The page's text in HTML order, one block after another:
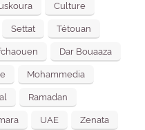
Culture
Settat Tétouan
Dar Bouaaza
Mohammedia
Ramadan
UAE Zenata